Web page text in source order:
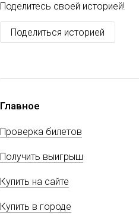
Поделитесь своей историей!
Поделиться историей
Главное
Проверка билетов
Получить выигрыш
Купить на сайте
Купить в городе